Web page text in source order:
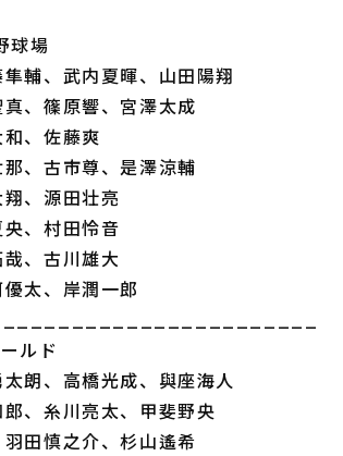
球場
輔、武内夏暉、山田陽翔
、篠原響、宮澤太成
、佐藤爽
、古市尊、是澤涼輔
、源田壮亮
、村田怜音
、古川雄大
太、岸潤一郎
ルド
朗、高橋光成、與座海人
、糸川亮太、甲斐野央
田慎之介、杉山遙希